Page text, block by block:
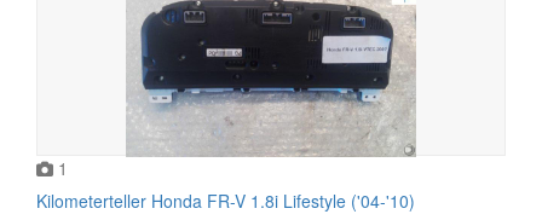
1
Kilometerteller Honda FR-V 1.8i Lifestyle ('04-'10)